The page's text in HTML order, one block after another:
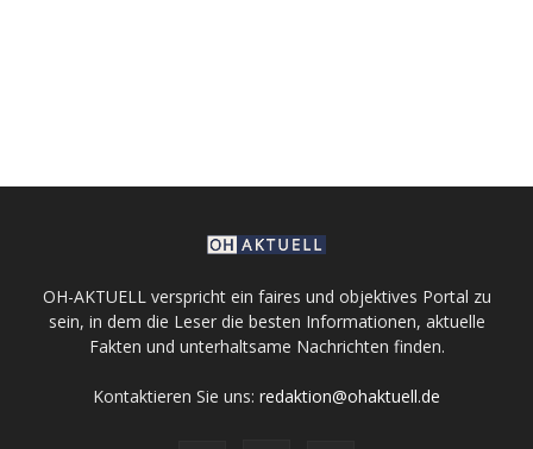
OH-AKTUELL verspricht ein faires und objektives Portal zu
sein, in dem die Leser die besten Informationen, aktuelle
Fakten und unterhaltsame Nachrichten finden.
Kontaktieren Sie uns: redaktion@ohaktuell.de